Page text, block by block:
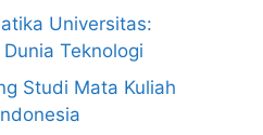
Universitas:
Teknologi
Studi Mata Kuliah